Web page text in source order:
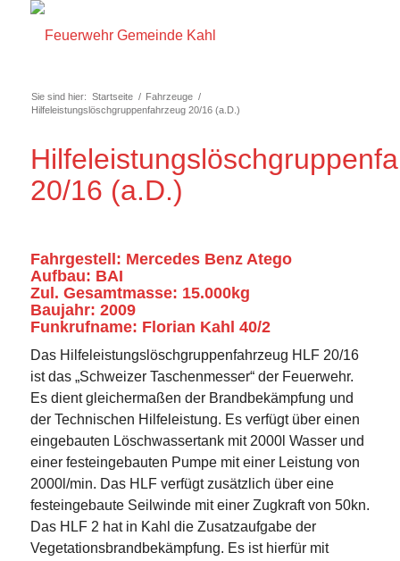
Sie sind hier: Startseite / Fahrzeuge /
Hilfeleistungslöschgruppenfahrzeug 20/16 (a.D.)
20/16 (a.D.)
Fahrgestell: Mercedes Benz Atego
Aufbau: BAI
Zul. Gesamtmasse: 15.000kg
Baujahr: 2009
Funkrufname: Florian Kahl 40/2
Das Hilfeleistungslöschgruppenfahrzeug HLF 20/16
ist das „Schweizer Taschenmesser“ der Feuerwehr.
Es dient gleichermaßen der Brandbekämpfung und
der Technischen Hilfeleistung. Es verfügt über einen
eingebauten Löschwassertank mit 2000l Wasser und
einer festeingebauten Pumpe mit einer Leistung von
2000l/min. Das HLF verfügt zusätzlich über eine
festeingebaute Seilwinde mit einer Zugkraft von 50kn.
Das HLF 2 hat in Kahl die Zusatzaufgabe der
Vegetationsbrandbekämpfung. Es ist hierfür mit